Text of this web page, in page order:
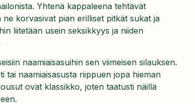
Yhtenä kappaleena tehtävät
korvasivat pian erilliset pitkät sukat ja
liitetään usein seksikkyys ja niiden
naamiaisasuihin sen viimeisen silauksen.
tai naamiaisasusta riippuen jopa hieman
ovat klassikko, joten taatusti näillä